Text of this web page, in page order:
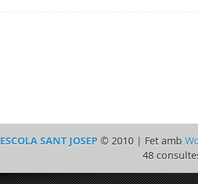
ESCOLA SANT JOSEP© 2010 | Fet amb
48